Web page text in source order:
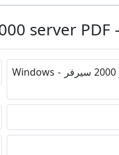
تعلم تنصيب الويندوز 2000 سيرفر - Windows